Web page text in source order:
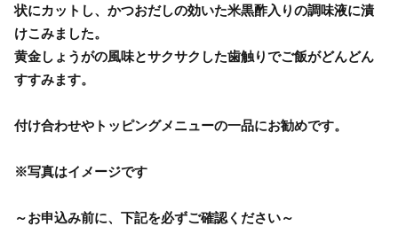
状にカットし、かつおだしの効いた米黒酢入りの調味液に漬
けこみました。
黄金しょうがの風味とサクサクした歯触りでご飯がどんどん
すすみます。
付け合わせやトッピングメニューの一品にお勧めです。
※写真はイメージです
～お申込み前に、下記を必ずご確認ください～